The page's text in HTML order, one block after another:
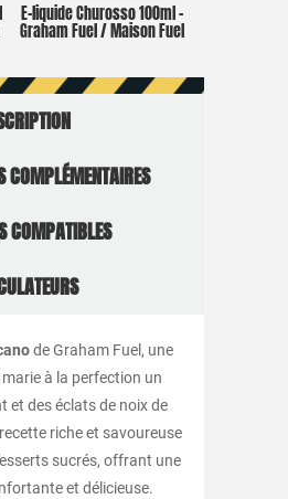
E-liquide Churosso 100ml –
Graham Fuel / Maison Fuel
COMPLÉMENTAIRES
COMPATIBLES
de Graham Fuel, une
à la perfection un
et des éclats de noix de
riche et savoureuse
sucrés, offrant une
et délicieuse.